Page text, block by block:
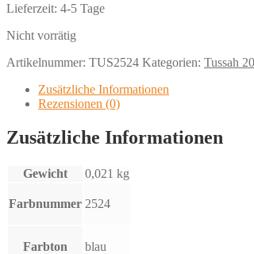
Lieferzeit: 4-5 Tage
Nicht vorrätig
Artikelnummer: TUS2524 Kategorien: Tussah
Zusätzliche Informationen
Rezensionen (0)
Zusätzliche Informationen
Gewicht 0,021 kg
Farbnummer 2524
Farbton blau